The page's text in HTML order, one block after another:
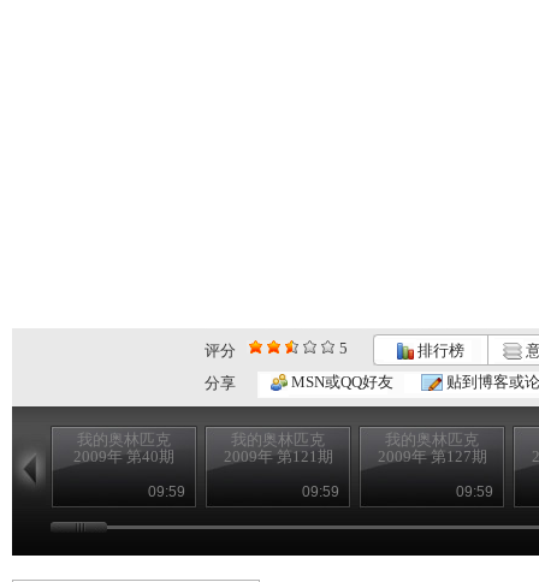
评分 5 排行榜
分享
MSN或QQ好友 贴到博客或
我的奥林匹克
2009年 第40期
09:59
我的奥林匹克
2009年 第121期
09:59
我的奥林匹克
2009年 第127期
09:59